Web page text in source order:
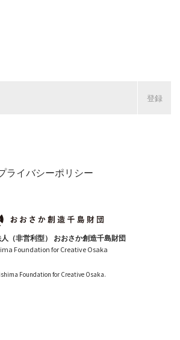
ライバシーポリシー
（非営利型） おおさか創造千島財団
Foundation for Creative Osaka
Foundation for Creative Osaka.